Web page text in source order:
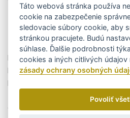
Partneri
Byty Trikota
MiPEdesign
Cookies
Táto webová stránka používa
cookie na zabezpečenie
sledovacie súbory cookie, aby
stránkou pracujete. Budú
súhlase. Ďalšie podrobnosti
cookies a iných citlivých údajov
zásady ochrany osobných
Povoliť